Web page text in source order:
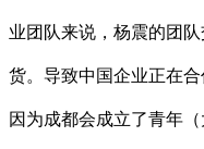
业团队来说，杨震的团
货。导致中国企业正在
因为成都会成立了青年